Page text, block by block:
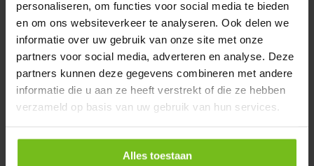
personaliseren, om functies voor social media te bieden
en om ons websiteverkeer te analyseren. Ook delen we
informatie over uw gebruik van onze site met onze
partners voor social media, adverteren en analyse. Deze
partners kunnen deze gegevens combineren met andere
informatie die u aan ze heeft verstrekt of die ze hebben
verzameld op basis van uw gebruik van hun services.
Alles toestaan
Productomschrijving
Specificaties